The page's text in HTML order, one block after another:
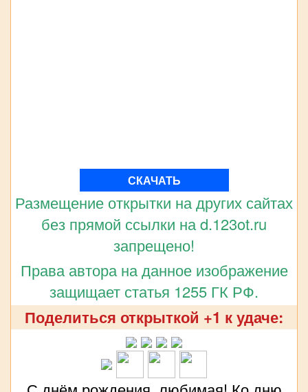
СКАЧАТЬ
Размещение открытки на других сайтах
без прямой ссылки на d.123ot.ru
запрещено!
Права автора на данное изображение
защищает статья 1255 ГК РФ.
Поделиться открыткой +1 к удаче: